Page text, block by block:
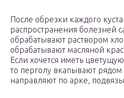
После обрезки каждого
распространения болезней
обрабатывают раствором
обрабатывают масляной
Если хочется иметь
то перголу вкапывают рядом
направляют по арке,